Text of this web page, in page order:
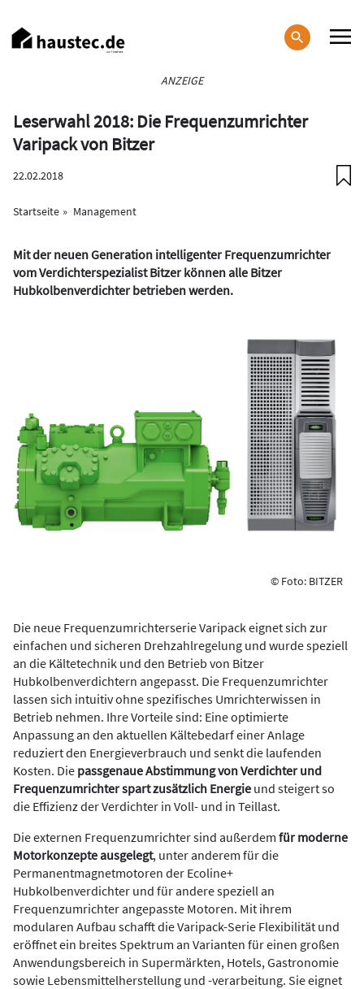
zum
Inhalt
ANZEIGE
Leserwahl 2018: Die Frequenzumrichter
Varipack von Bitzer
22.02.2018
Startseite Management
Mit der neuen Generation intelligenter Frequenzumrichter
vom Verdichterspezialist Bitzer können alle Bitzer
Hubkolbenverdichter betrieben werden.
© Foto: BITZER
Die neue Frequenzumrichterserie Varipack eignet sich zur
einfachen und sicheren Drehzahlregelung und wurde speziell
an die Kältetechnik und den Betrieb von Bitzer
Hubkolbenverdichtern angepasst. Die Frequenzumrichter
lassen sich intuitiv ohne spezifisches Umrichterwissen in
Betrieb nehmen. Ihre Vorteile sind: Eine optimierte
Anpassung an den aktuellen Kältebedarf einer Anlage
reduziert den Energieverbrauch und senkt die laufenden
Kosten. Die passgenaue Abstimmung von Verdichter und
Frequenzumrichter spart zusätzlich Energie und steigert so
die Effizienz der Verdichter in Voll- und in Teillast.
Die externen Frequenzumrichter sind außerdem für moderne
Motorkonzepte ausgelegt, unter anderem für die
Permanentmagnetmotoren der Ecoline+
Hubkolbenverdichter und für andere speziell an
Frequenzumrichter angepasste Motoren. Mit ihrem
modularen Aufbau schafft die Varipack-Serie Flexibilität und
eröffnet ein breites Spektrum an Varianten für einen großen
Anwendungsbereich in Supermärkten, Hotels, Gastronomie
sowie Lebensmittelherstellung und -verarbeitung. Sie eignet